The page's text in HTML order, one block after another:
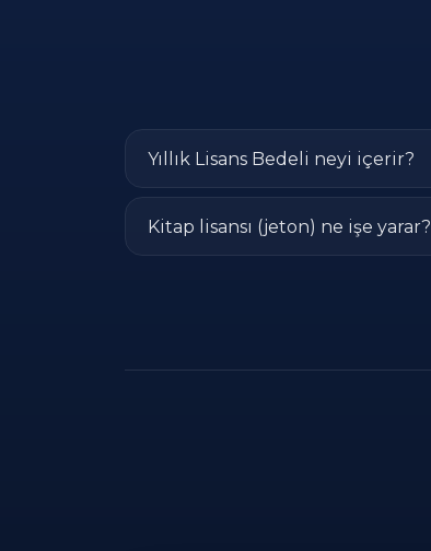
Yıllık Lisans Bedeli neyi içerir?
Kitap lisansı (jeton) ne işe yarar?